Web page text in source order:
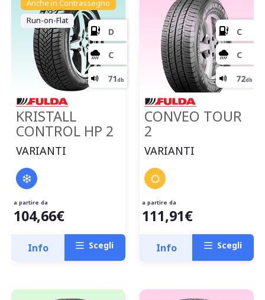
Anche in Contrassegno
Run-on-Flat
KRISTALL
CONTROL HP 2
VARIANTI
a partire da
104,66€
Info Scegli
CONVEO TOUR
2
VARIANTI
a partire da
111,91€
Info Scegli